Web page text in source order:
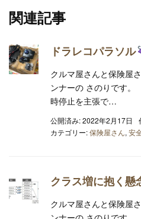
関連記事
ドラレコパラソル
クルマ屋さんと保険屋
ンナーの さのりです。
時停止を主張で…
公開済み: 2022年2月17日
カテゴリー:保険屋さん, 安
クラス増に抱く懸
クルマ屋さんと保険屋